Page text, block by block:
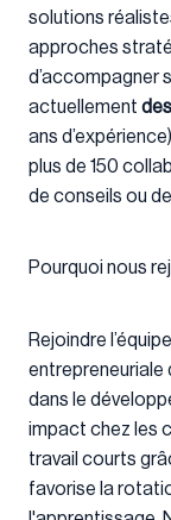
solutions
approches
d’accompagner
actuellement des
ans
plus de 150
de conseils ou
Pourquoi nous
Rejoindre
entrepreneuriale
dans le
impact chez les
travail courts
favorise la